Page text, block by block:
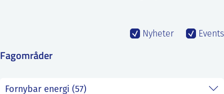
IFE
Fagområder
Nyheter Events